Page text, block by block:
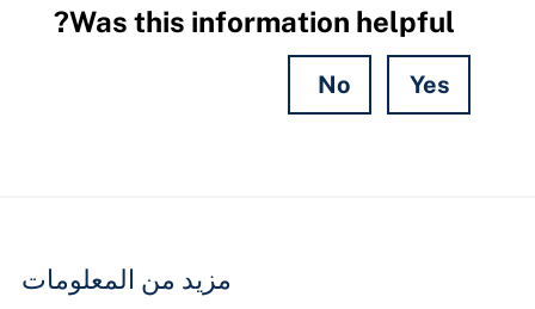
Was this information helpful?
Yes
No
مزيد من المعلومات